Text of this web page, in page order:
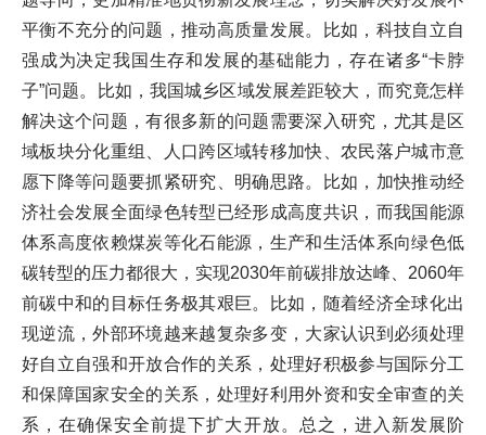
平衡不充分的问题，推动高质量发展。比如，科技自立自
强成为决定我国生存和发展的基础能力，存在诸多“卡脖
子”问题。比如，我国城乡区域发展差距较大，而究竟怎样
解决这个问题，有很多新的问题需要深入研究，尤其是区
域板块分化重组、人口跨区域转移加快、农民落户城市意
愿下降等问题要抓紧研究、明确思路。比如，加快推动经
济社会发展全面绿色转型已经形成高度共识，而我国能源
体系高度依赖煤炭等化石能源，生产和生活体系向绿色低
碳转型的压力都很大，实现2030年前碳排放达峰、2060年
前碳中和的目标任务极其艰巨。比如，随着经济全球化出
现逆流，外部环境越来越复杂多变，大家认识到必须处理
好自立自强和开放合作的关系，处理好积极参与国际分工
和保障国家安全的关系，处理好利用外资和安全审查的关
系，在确保安全前提下扩大开放。总之，进入新发展阶